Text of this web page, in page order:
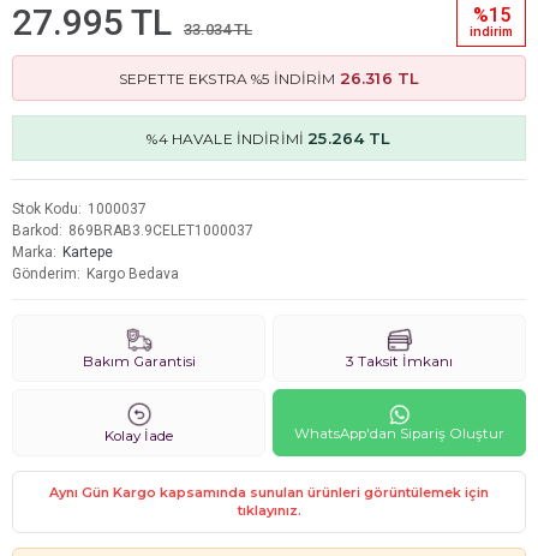
27.995 TL 33.034 TL
%15
i̇ndi̇ri̇m
SEPETTE EKSTRA %5 İNDİRİM 26.316 TL
%4 HAVALE İNDİRİMİ 25.264 TL
Stok Kodu
1000037
Barkod
869BRAB3.9CELET1000037
Marka
Kartepe
Gönderim
Kargo Bedava
Bakım Garantisi 3 Taksit İmkanı
Kolay İade WhatsApp'dan Sipariş Oluştur
Aynı Gün Kargo kapsamında sunulan ürünleri görüntülemek için
tıklayınız.